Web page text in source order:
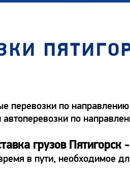
по
по
грузов Пятигорск
в пути, необходимое